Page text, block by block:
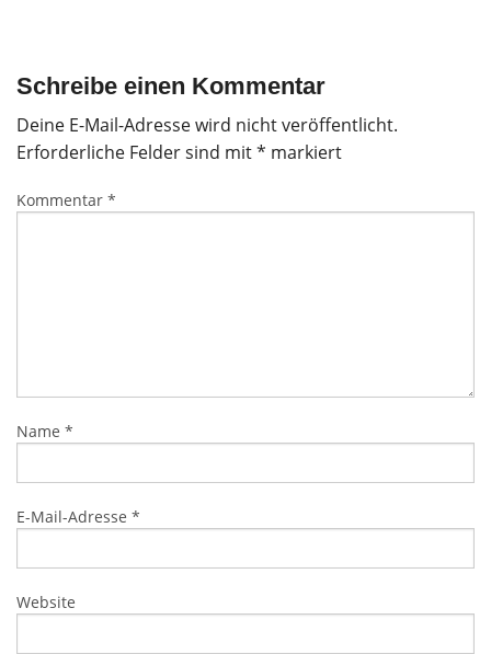
Schreibe einen Kommentar
Deine E-Mail-Adresse wird nicht veröffentlicht.
Erforderliche Felder sind mit* markiert
Kommentar *
Name *
E-Mail-Adresse *
Website